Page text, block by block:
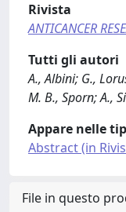
Rivista
ANTICANCER
Tutti gli autori
A., Albini; G.,
M. B., Sporn; A.,
Appare nelle
Abstract (in
File in questo